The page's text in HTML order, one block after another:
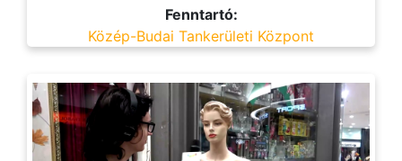
Fenntartó:
Közép-Budai Tankerületi Központ